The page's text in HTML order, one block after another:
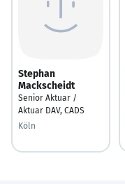
Stephan
Mackscheidt
Senior Aktuar /
Aktuar DAV, CADS
Köln